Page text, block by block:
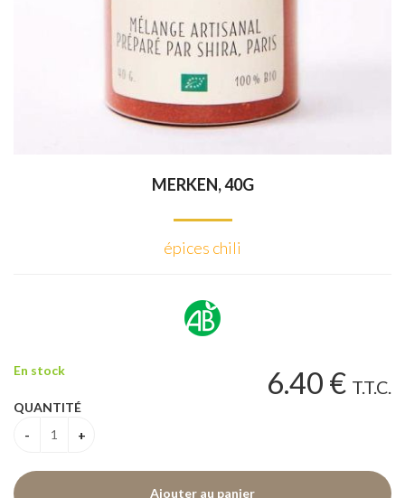
MERKEN, 40G
épices chili
6.40 € T.T.C.
En stock
QUANTITÉ